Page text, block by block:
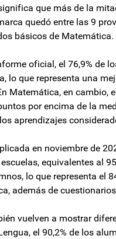
que más de la
quedó entre las 9
básicos de Matemática.
oficial, el 76,9% de
lo que representa una
Matemática, en cambio,
por encima de la
aprendizajes
en noviembre de
equivalentes al
lo que representa el
además de
vuelven a mostrar
el 90,2% de los